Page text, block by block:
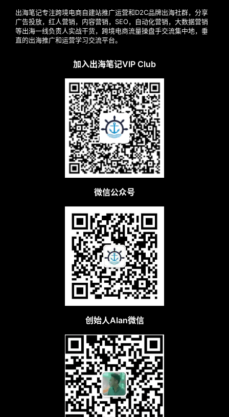
出海笔记专注跨境电商自建站推广运营和D2C品牌出海社群，分享
广告投放，红人营销，内容营销，SEO，自动化营销，大数据营销
等出海一线负责人实战干货，跨境电商流量操盘手交流集中地，垂
直的出海推广和运营学习交流平台。
加入出海笔记VIP Club
微信公众号
创始人Alan微信